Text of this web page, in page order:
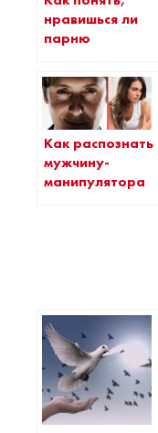
нравишься ли
парню
Как распознать
мужчину-
манипулятора